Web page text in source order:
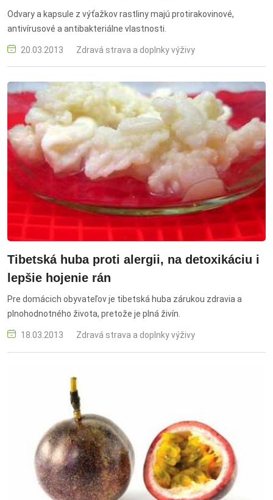
Odvary a kapsule z výťažkov rastliny majú protirakovinové,
antivírusové a antibakteriálne vlastnosti.
20.03.2013 Zdravá strava a doplnky výživy
Tibetská huba proti alergii, na detoxikáciu i
lepšie hojenie rán
Pre domácich obyvateľov je tibetská huba zárukou zdravia a
plnohodnotného života, pretože je plná živín.
18.03.2013 Zdravá strava a doplnky výživy